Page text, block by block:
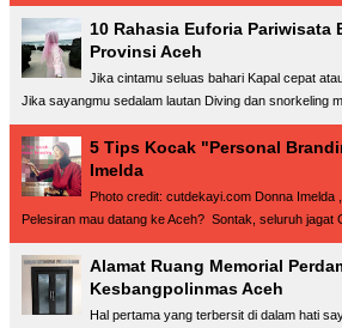
10 Rahasia Euforia Pariwisata
Provinsi Aceh
Jika cintamu seluas bahari Kapal cepat
Jika sayangmu sedalam lautan Diving dan snorkeling
5 Tips Kocak "Personal
Imelda
Photo credit: cutdekayi.com Donna Imelda
Pelesiran mau datang ke Aceh? Sontak, seluruh jagat
Alamat Ruang Memorial
Kesbangpolinmas Aceh
Hal pertama yang terbersit di dalam hati